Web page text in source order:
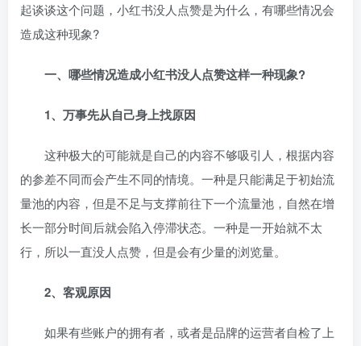
起谈谈这个问题，小红书没人点赞是为什么，有哪些情况会
造成这种现象?
一、哪些情况造成小红书没人点赞这样一种现象?
1、万事先从自己身上找原因
这种极大的可能就是自己的内容不够吸引人，根据内容
的参差不同而会产生不同的情境。一种是只能满足于初始流
量池的内容，但是不足与支撑前往下一个流量池，自然在增
长一部分时间后就会陷入停滞状态。一种是一开始就不太
行，所以一直没人点赞，但是会有少量的浏览量。
2、客观原因
如果有些账户的拥有者，或者是品牌的运营者自检了上